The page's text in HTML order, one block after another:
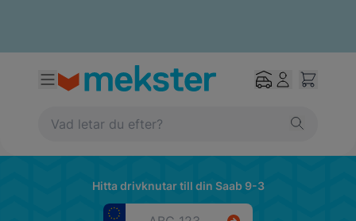
Hitta drivknutar till din Saab 9-3